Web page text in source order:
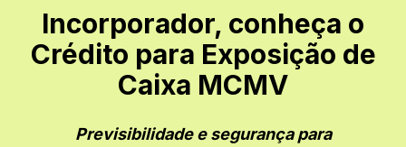
Incorporador, conheça o
Crédito para Exposição de
Caixa MCMV
Previsibilidade e segurança para